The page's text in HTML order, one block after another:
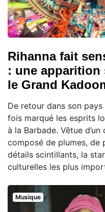
Rihanna fait
: une apparition
le Grand
De retour dans son
fois marqué les esprits
à la Barbade. Vêtue
composé de plumes, de
détails scintillants, la
culturelles les plus
Musique